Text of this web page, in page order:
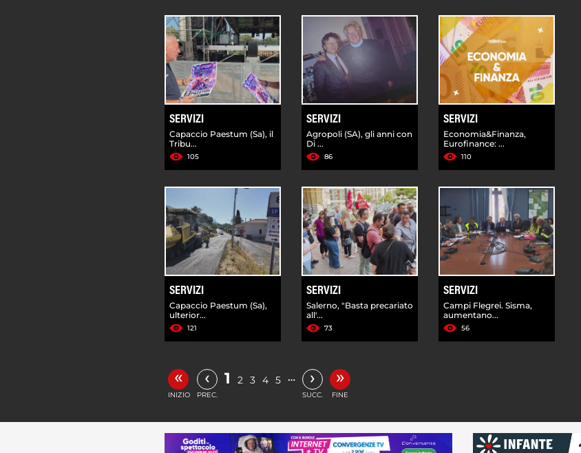
SERVIZI
Capaccio Paestum (Sa), il
Tribu...
105
SERVIZI
Agropoli (SA), gli anni con
Di ...
86
SERVIZI
Economia&Finanza,
Eurofinance: ...
110
SERVIZI
Capaccio Paestum (Sa),
ulterior...
121
SERVIZI
Salerno, "Basta precariato
all'...
73
SERVIZI
Campi Flegrei. Sisma,
aumentano...
56
«
INIZIO
‹
PREC.
1 2 3 4 5 … ›
SUCC.
»
FINE